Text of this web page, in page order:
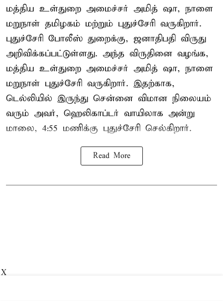
மத்திய உள்துறை அமைச்சர் அமித் ஷா, நாளை
மறுநாள் தமிழகம் மற்றும் புதுச்சேரி வருகிறார்.
புதுச்சேரி போலீஸ் துறைக்கு, ஜனாதிபதி விருது
அறிவிக்கப்பட்டுள்ளது. அந்த விருதினை வழங்க,
மத்திய உள்துறை அமைச்சர் அமித் ஷா, நாளை
மறுநாள் புதுச்சேரி வருகிறார். இதற்காக,
டெல்லியில் இருந்து சென்னை விமான நிலையம்
வரும் அவர், ஹெலிகாப்டர் வாயிலாக அன்று
மாலை, 4:55 மணிக்கு புதுச்சேரி செல்கிறார்.
Read More
X